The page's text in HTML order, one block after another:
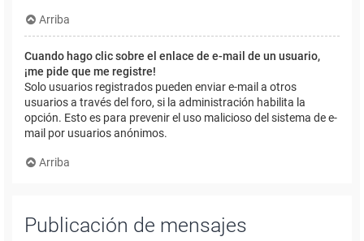
Arriba
Cuando hago clic sobre el enlace de e-mail de un usuario,
¡me pide que me registre!
Solo usuarios registrados pueden enviar e-mail a otros
usuarios a través del foro, si la administración habilita la
opción. Esto es para prevenir el uso malicioso del sistema de e-
mail por usuarios anónimos.
Arriba
Publicación de mensajes